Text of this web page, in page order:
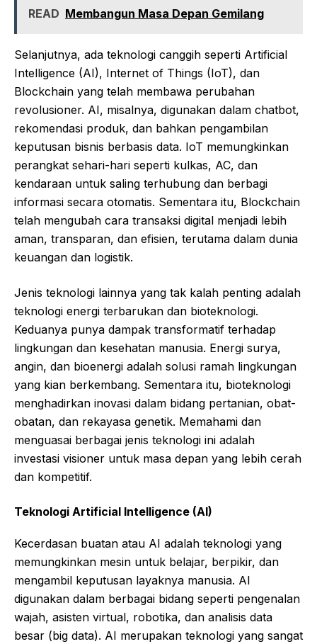
READ Membangun Masa Depan Gemilang
Selanjutnya, ada teknologi canggih seperti Artificial
Intelligence (AI), Internet of Things (IoT), dan
Blockchain yang telah membawa perubahan
revolusioner. AI, misalnya, digunakan dalam chatbot,
rekomendasi produk, dan bahkan pengambilan
keputusan bisnis berbasis data. IoT memungkinkan
perangkat sehari-hari seperti kulkas, AC, dan
kendaraan untuk saling terhubung dan berbagi
informasi secara otomatis. Sementara itu, Blockchain
telah mengubah cara transaksi digital menjadi lebih
aman, transparan, dan efisien, terutama dalam dunia
keuangan dan logistik.
Jenis teknologi lainnya yang tak kalah penting adalah
teknologi energi terbarukan dan bioteknologi.
Keduanya punya dampak transformatif terhadap
lingkungan dan kesehatan manusia. Energi surya,
angin, dan bioenergi adalah solusi ramah lingkungan
yang kian berkembang. Sementara itu, bioteknologi
menghadirkan inovasi dalam bidang pertanian, obat-
obatan, dan rekayasa genetik. Memahami dan
menguasai berbagai jenis teknologi ini adalah
investasi visioner untuk masa depan yang lebih cerah
dan kompetitif.
Teknologi Artificial Intelligence (AI)
Kecerdasan buatan atau AI adalah teknologi yang
memungkinkan mesin untuk belajar, berpikir, dan
mengambil keputusan layaknya manusia. AI
digunakan dalam berbagai bidang seperti pengenalan
wajah, asisten virtual, robotika, dan analisis data
besar (big data). AI merupakan teknologi yang sangat